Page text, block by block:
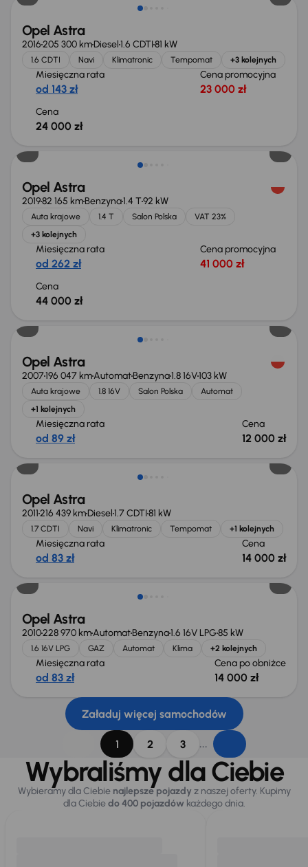
Opel Astra
2016205 300 kmDiesel1.6 CDTI81 kW
1.6 CDTI Navi Klimatronic Tempomat +3 kolejnych
Miesięczna rata
od 143 zł
Cena promocyjna
23 000 zł
Cena
24 000 zł
Opel Astra
201982 165 kmBenzyna1.4 T92 kW
Auta krajowe 1.4 T Salon Polska
VAT 23%
+3 kolejnych
Miesięczna rata
od 262 zł
Cena promocyjna
41 000 zł
Cena
44 000 zł
Opel Astra
2007196 047 kmAutomatBenzyna1.8 16V103 kW
Auta krajowe 1.8 16V Salon Polska
Automat
+1 kolejnych
Miesięczna rata
od 89 zł
Cena
12 000 zł
Opel Astra
2011216 439 kmDiesel1.7 CDTI81 kW
1.7 CDTI Navi Klimatronic Tempomat +1 kolejnych
Miesięczna rata
od 83 zł
Cena
14 000 zł
Taniej o 1 000 zł
Opel Astra
2010228 970 kmAutomatBenzyna1.6 16V LPG85 kW
1.6 16V LPG GAZ Automat Klima +2 kolejnych
Miesięczna rata
od 83 zł
Cena po obniżce
14 000 zł
Załaduj więcej samochodów
1 2 3 ...
Wybraliśmy dla Ciebie
Wybieramy dla Ciebie najlepsze pojazdy z naszej oferty. Kupimy
dla Ciebiedo 400 pojazdówkażdego dnia.